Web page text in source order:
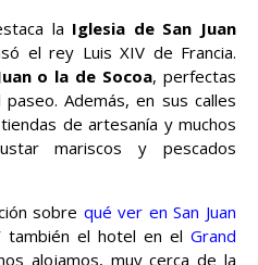
la Iglesia de San Juan
el rey Luis XIV de Francia.
o la de Socoa, perfectas
Además, en sus calles
de artesanía y muchos
mariscos y pescados
sobre qué ver en San Juan
también el hotel en el Grand
alojamos, muy cerca de la